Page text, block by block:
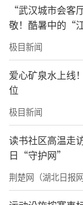
活动在捐赠
均以“向阳
了精心挑选
爱国主义经
紧接着，涌
治辅导员”，
题，结合生
教育课。课
“武汉城市会客
敬！酷暑中的“
极目新闻
爱心矿泉水上线
位
极目新闻
读书社区高温走
日“守护网”
荆楚网（湖北日报网